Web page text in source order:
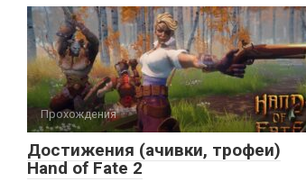
Прохождения
Достижения (ачивки, трофеи)
Hand of Fate 2